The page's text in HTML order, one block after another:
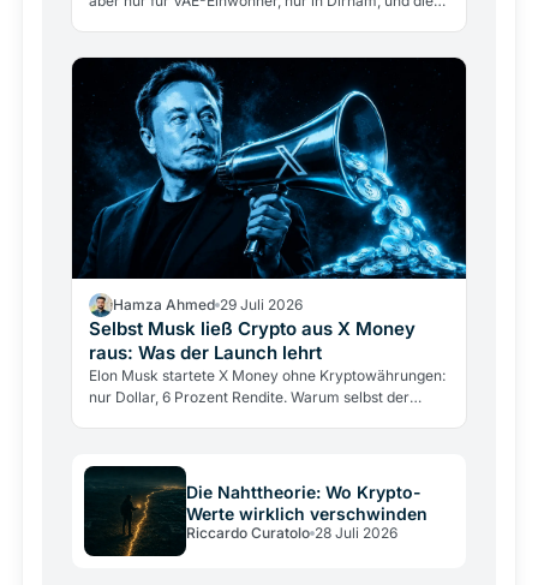
Hamza Ahmed 29 Juli 2026
Selbst Musk ließ Crypto aus X Money
raus: Was der Launch lehrt
Elon Musk startete X Money ohne Kryptowährungen:
nur Dollar, 6 Prozent Rendite. Warum selbst der
Die Nahttheorie: Wo Krypto-
Werte wirklich verschwinden
Riccardo Curatolo 28 Juli 2026